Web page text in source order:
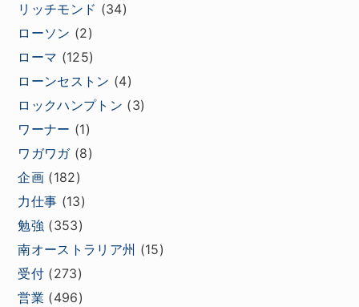
リッチモンド (34)
ローソン (2)
ローマ (125)
ローンセストン (4)
ロックハンプトン (3)
ワーナー (1)
ワガワガ(8)
企画 (182)
力仕事 (13)
勉強 (353)
南オーストラリア州 (15)
受付 (273)
営業 (496)